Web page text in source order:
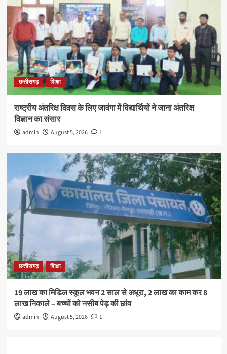
छत्तीसगढ़ शिक्षा
राष्ट्रीय अंतरिक्ष दिवस के लिए जावंगा में विद्यार्थियों ने जाना अंतरिक्ष
विज्ञान का संसार
admin August 5, 2026 1
छत्तीसगढ़ शिक्षा
19 लाख का मिडिल स्कूल भवन 2 साल से अधूरा, 2 लाख का काम कर 8
लाख निकाले – बच्चों को नसीब पेड़ की छांव
admin August 5, 2026 1